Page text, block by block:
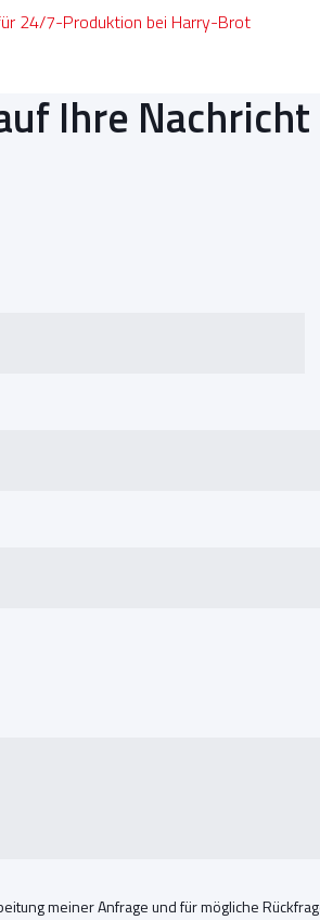
24/7-Produktion bei Harry-Brot
Ihre Nachricht
meiner Anfrage und für mögliche